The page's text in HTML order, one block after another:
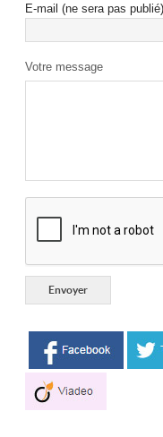
E-mail (ne sera pas publié)
Votre message